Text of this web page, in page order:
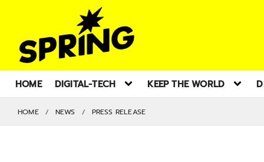
HOME DIGITAL-TECH KEEP THE WORLD
HOME NEWS PRESS RELEASE